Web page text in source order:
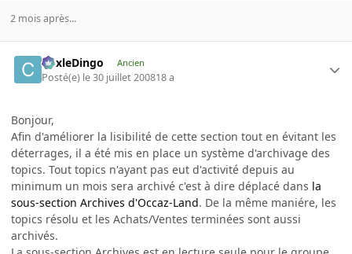
2 mois après...
CoxleDingo Ancien
Posté(e) le 30 juillet 200818 a
Bonjour,
Afin d'améliorer la lisibilité de cette section tout en évitant les
déterrages, il a été mis en place un système d'archivage des
topics. Tout topics n'ayant pas eut d'activité depuis au
minimum un mois sera archivé c'est à dire déplacé dans la
sous-section Archives d'Occaz-Land. De la même maniére, les
topics résolu et les Achats/Ventes terminées sont aussi
archivés.